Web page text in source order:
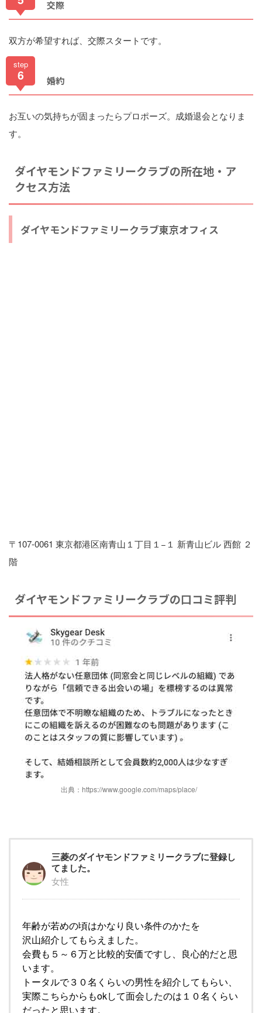
交際
双方が希望すれば、交際スタートです。
step
6 婚約
お互いの気持ちが固まったらプロポーズ。成婚退会となりま
す。
ダイヤモンドファミリークラブの所在地・ア
クセス方法
ダイヤモンドファミリークラブ東京オフィス
〒107-0061 東京都港区南青山１丁目１−１ 新青山ビル 西館 ２
階
ダイヤモンドファミリークラブの口コミ評判
出典：https://www.google.com/maps/place/
三菱のダイヤモンドファミリークラブに登録し
てました。
女性
年齢が若めの頃はかなり良い条件のかたを
沢山紹介してもらえました。
会費も５～６万と比較的安価ですし、良心的だと思
います。
トータルで３０名くらいの男性を紹介してもらい、
実際こちらからもokして面会したのは１０名くらい
だったと思います。